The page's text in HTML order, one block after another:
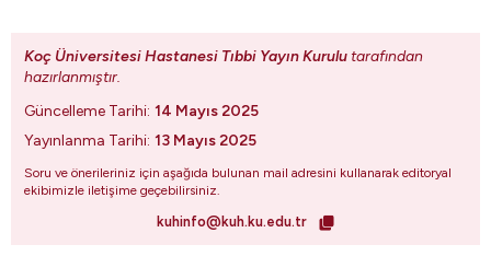
Koç Üniversitesi Hastanesi Tıbbi Yayın Kurulu tarafından
hazırlanmıştır.
Güncelleme Tarihi: 14 Mayıs 2025
Yayınlanma Tarihi: 13 Mayıs 2025
Soru ve önerileriniz için aşağıda bulunan mail adresini kullanarak editoryal
ekibimizle iletişime geçebilirsiniz.
kuhinfo@kuh.ku.edu.tr